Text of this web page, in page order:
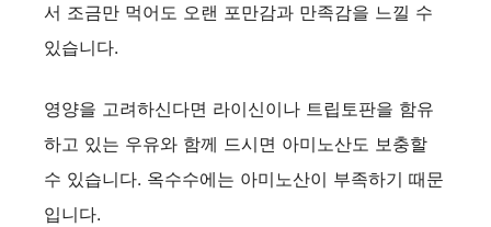
서 조금만 먹어도 오랜 포만감과 만족감을 느낄 수
있습니다.
영양을 고려하신다면 라이신이나 트립토판을 함유
하고 있는 우유와 함께 드시면 아미노산도 보충할
수 있습니다. 옥수수에는 아미노산이 부족하기 때문
입니다.